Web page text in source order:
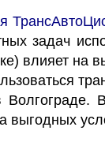
задач
влияет на
выгодных